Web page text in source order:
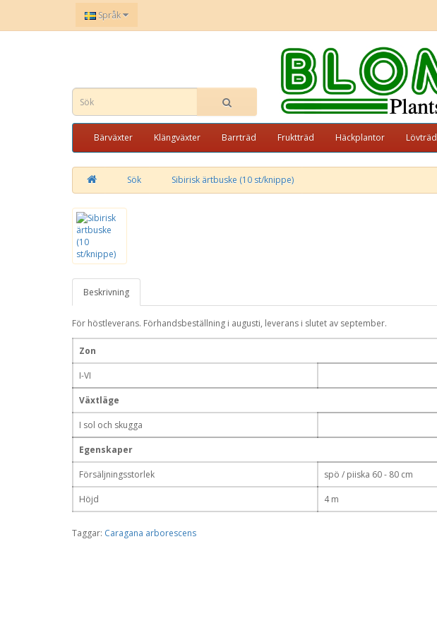
Språk
Bärväxter Klängväxter Barrträd Fruktträd Häckplantor Lövträd
Sök Sibirisk ärtbuske (10 st/knippe)
Beskrivning
För höstleverans. Förhandsbeställning i augusti, leverans i slutet av september.
Zon
I-VI
Växtläge
I sol och skugga
Egenskaper
Försäljningsstorlek spö / piiska 60 - 80 cm
Höjd 4 m
Taggar: Caragana arborescens